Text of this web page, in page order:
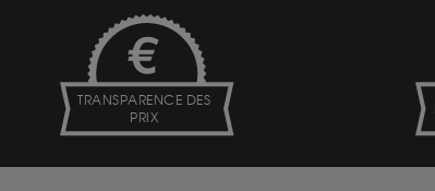
TRANSPARENCE DES
PRIX